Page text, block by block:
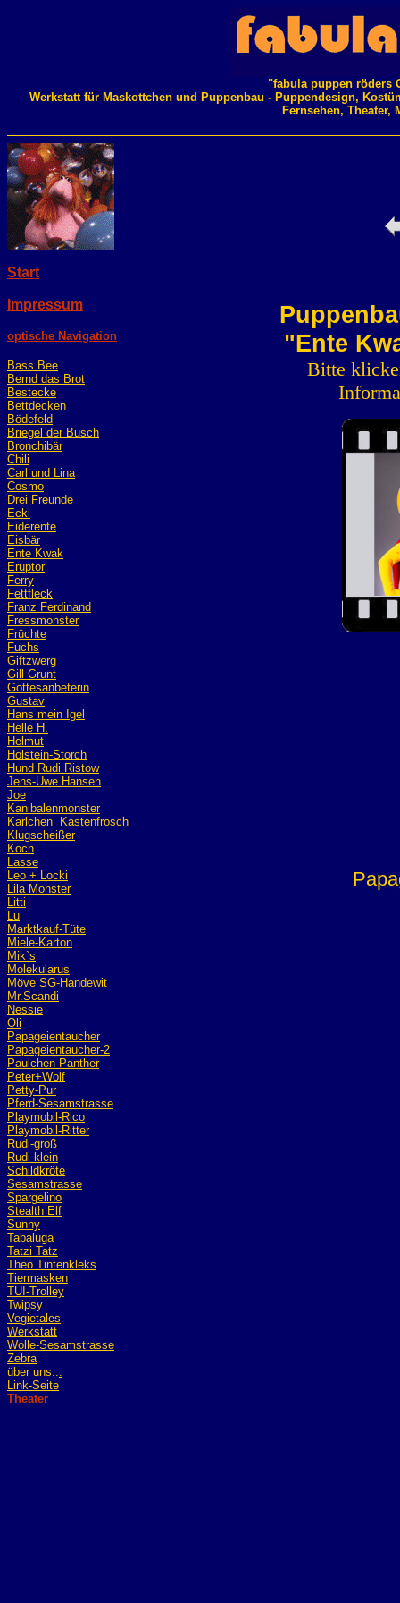
"fabula puppen röders
Werkstatt für Maskottchen und Puppenbau - Puppendesign,
Fernsehen, Theater,
Start
Impressum
optische Navigation
Bass Bee
Bernd das Brot
Bestecke
Bettdecken
Bödefeld
Briegel der Busch
Bronchibär
Chili
Carl und Lina
Cosmo
Drei Freunde
Ecki
Eiderente
Eisbär
Ente Kwak
Eruptor
Ferry
Fettfleck
Franz Ferdinand
Fressmonster
Früchte
Fuchs
Giftzwerg
Gill Grunt
Gottesanbeterin
Gustav
Hans mein Igel
Helle H.
Helmut
Holstein-Storch
Hund Rudi Ristow
Jens-Uwe Hansen
Joe
Kanibalenmonster
Karlchen
Kastenfrosch
Klugscheißer
Koch
Lasse
Leo + Locki
Lila Monster
Litti
Lu
Marktkauf-Tüte
Miele-Karton
Mik`s
Molekularus
Möve SG-Handewit
Mr.Scandi
Nessie
Oli
Papageientaucher
Papageientaucher-2
Paulchen-Panther
Peter+Wolf
Petty-Pur
Pferd-Sesamstrasse
Playmobil -Rico
Playmobil-Ritter
Rudi-groß
Rudi-klein
Schildkröte
Sesamstrasse
Spargelino
Stealth Elf
Sunny
Tabaluga
Tatzi Tatz
Theo Tintenkleks
Tiermasken
TUI-Trolley
Twipsy
Vegietales
Werkstatt
Wolle-Sesamstrasse
Zebra
über uns...
Link-Seite
Theater
"Ente
Bitte